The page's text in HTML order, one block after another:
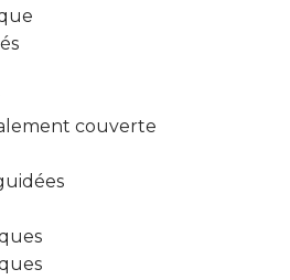
couverte